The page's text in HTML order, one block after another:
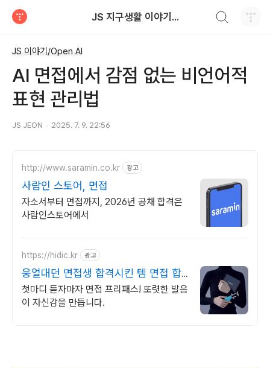
JS 지구생활 이야기...
JS 이야기/Open AI
AI 면접에서 감점 없는 비언어적
표현 관리법
JS JEON 2025. 7. 9. 22:56
http://www.saramin.co.kr 광고
사람인 스토어, 면접
자소서부터 면접까지, 2026년 공채 합격은
사람인스토어에서
https://hidic.kr 광고
웅얼대던 면접생 합격시킨 템 면접 합
격 필수템
첫마디 듣자마자 면접 프리패스! 또렷한 발음
이 자신감을 만듭니다.